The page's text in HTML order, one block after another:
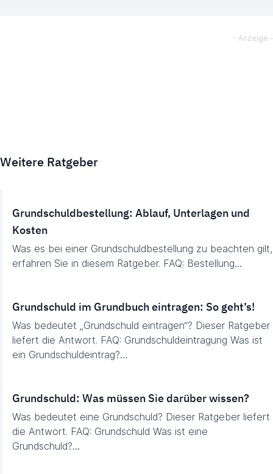
Weitere Ratgeber
Grundschuldbestellung: Ablauf, Unterlagen und
Kosten
Was es bei einer Grundschuldbestellung zu beachten gilt,
erfahren Sie in diesem Ratgeber. FAQ: Bestellung…
Grundschuld im Grundbuch eintragen: So geht’s!
Was bedeutet „Grundschuld eintragen“? Dieser Ratgeber
liefert die Antwort. FAQ: Grundschuldeintragung Was ist
ein Grundschuldeintrag?…
Grundschuld: Was müssen Sie darüber wissen?
Was bedeutet eine Grundschuld? Dieser Ratgeber liefert
die Antwort. FAQ: Grundschuld Was ist eine
Grundschuld?…